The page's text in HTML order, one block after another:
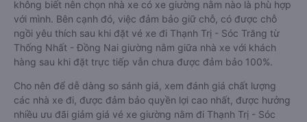
không biết nên chọn nhà xe có xe giường nằm nào là phù hợp
với mình. Bên cạnh đó, việc đảm bảo giữ chỗ, có được chỗ
ngồi yêu thích sau khi đặt vé xe đi Thạnh Trị - Sóc Trăng từ
Thống Nhất - Đồng Nai giường nằm giữa nhà xe với khách
hàng sau khi đặt trực tiếp vẫn chưa được đảm bảo 100%.
Cho nên để dễ dàng so sánh giá, xem đánh giá chất lượng
các nhà xe đi, được đảm bảo quyền lợi cao nhất, được hưởng
nhiều ưu đãi giảm giá vé xe giường nằm đi Thạnh Trị - Sóc